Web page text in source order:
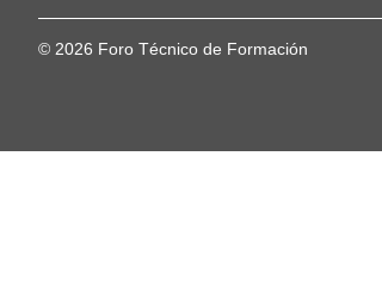
© 2026 Foro Técnico de Formación